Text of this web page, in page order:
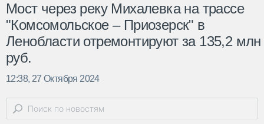
Мост через реку Михалевка на трассе
"Комсомольское – Приозерск" в
Ленобласти отремонтируют за 135,2 млн
руб.
12:38, 27 Октября 2024